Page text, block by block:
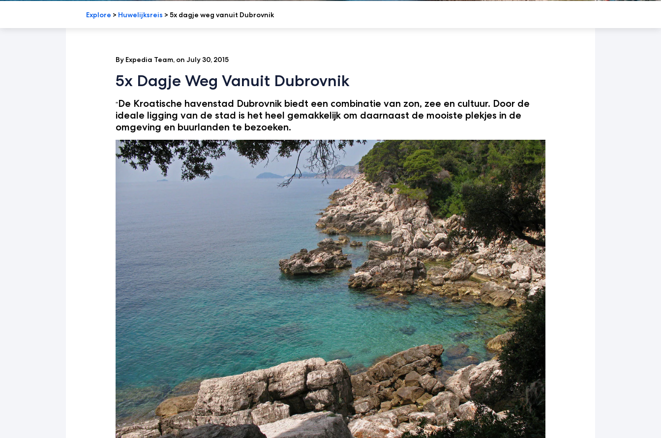
Explore > Huwelijksreis > 5x dagje weg vanuit Dubrovnik
By Expedia Team, on July 30, 2015
5x Dagje Weg Vanuit Dubrovnik
“De Kroatische havenstad Dubrovnik biedt een combinatie van zon, zee en cultuur. Door de
ideale ligging van de stad is het heel gemakkelijk om daarnaast de mooiste plekjes in de
omgeving en buurlanden te bezoeken.